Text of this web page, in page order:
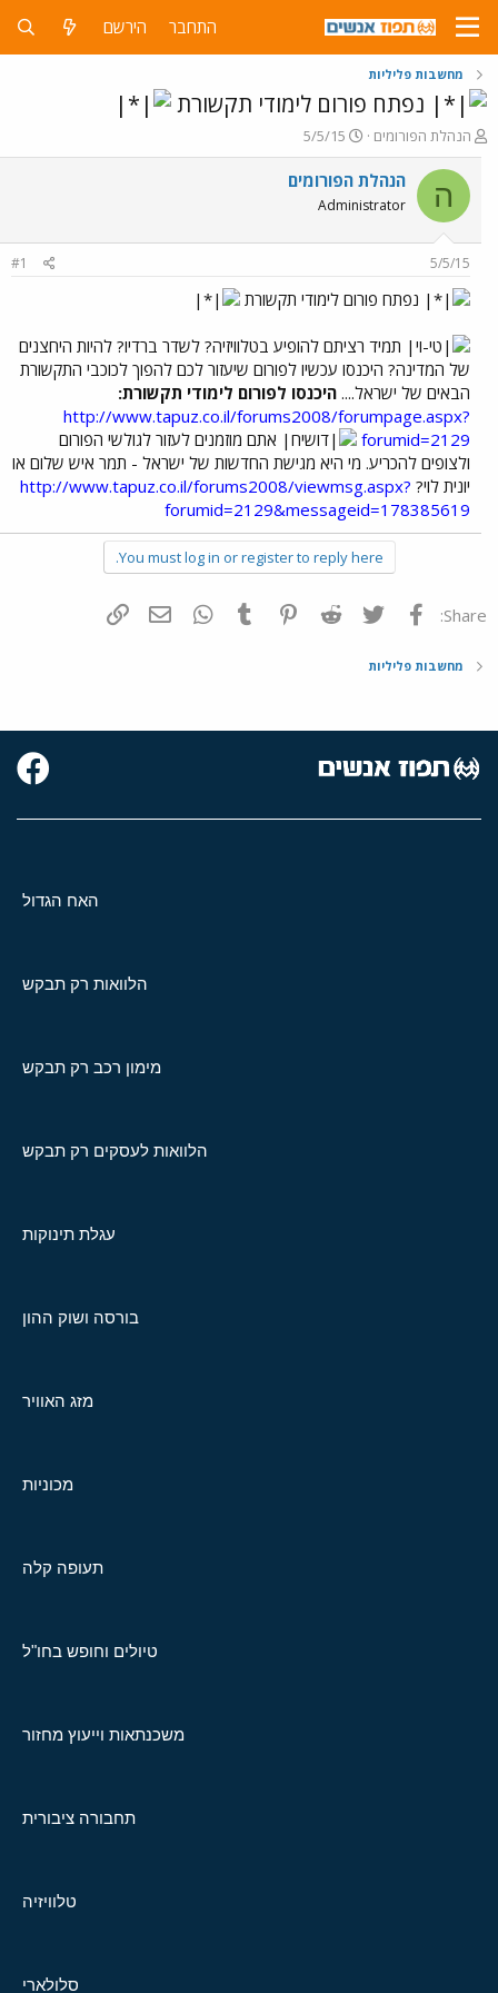
התחבר הירשם
מחשבות פליליות
נפתח פורום לימודי תקשורת
פ
ו
ת
ח
ה
ש
א
הנהלת הפורומים
פ
ו
ר
ם
ר
5/5/15
ה הנהלת הפורומים
Administrator
5/5/15
#1
נפתח פורום לימודי תקשורת
תמיד רציתם להופיע בטלוויזיה? לשדר ברדיו? להיות היחצנים
של המדינה? היכנסו עכשיו לפורום שיעזור לכם להפוך לכוכבי התקשורת
הבאים של ישראל.... היכנסו לפורום לימודי תקשורת:
http://www.tapuz.co.il/forums2008/forumpage.aspx?
forumid=2129
אתם מוזמנים לעזור לגולשי הפורום
ולצופים להכריע. מי היא מגישת החדשות של ישראל - תמר איש שלום או
יונית לוי? http://www.tapuz.co.il/forums2008/viewmsg.aspx?
forumid=2129&messageid=178385619
You must log in or register to reply here.
Share: פייסבוק Twitter
Reddit
Pinterest
Tumblr
WhatsAppדואר אלקטרוני
מחשבות פליליות
האח הגדול
הלוואות רק תבקש
מימון רכב רק תבקש
הלוואות לעסקים רק תבקש
עגלת תינוקות
בורסה ושוק ההון
מזג האוויר
מכוניות
תעופה קלה
טיולים וחופש בחו"ל
משכנתאות וייעוץ מחזור
תחבורה ציבורית
טלוויזיה
סלולארי